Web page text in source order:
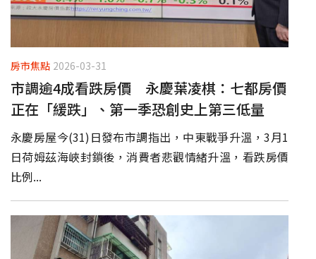
房市焦點 2026-03-31
市調逾4成看跌房價 永慶葉凌棋：七都房價
正在「緩跌」、第一季恐創史上第三低量
永慶房屋今(31)日發布市調指出，中東戰爭升溫，3月1
日荷姆茲海峽封鎖後，消費者悲觀情緒升溫，看跌房價
比例...